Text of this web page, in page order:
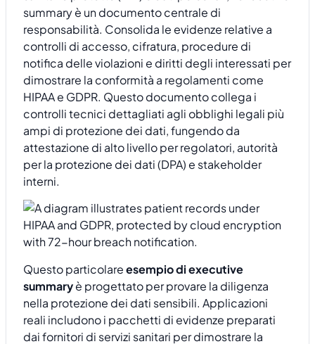
summary è un documento centrale di
responsabilità. Consolida le evidenze relative a
controlli di accesso, cifratura, procedure di
notifica delle violazioni e diritti degli interessati per
dimostrare la conformità a regolamenti come
HIPAA e GDPR. Questo documento collega i
controlli tecnici dettagliati agli obblighi legali più
ampi di protezione dei dati, fungendo da
attestazione di alto livello per regolatori, autorità
per la protezione dei dati (DPA) e stakeholder
interni.
Questo particolareesempio di executive
summaryè progettato per provare la diligenza
nella protezione dei dati sensibili. Applicazioni
reali includono i pacchetti di evidenze preparati
dai fornitori di servizi sanitari per dimostrare la